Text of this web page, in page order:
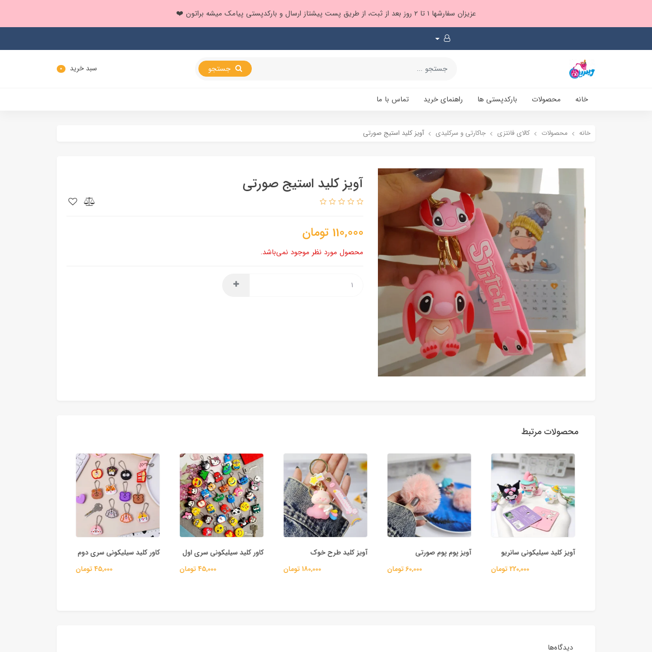
عزیزان سفارشها ۱ تا ۲ روز بعد از ثبت، از طریق پست پیشتاز ارسال و بارکدپستی پیامک میشه براتون ❤️
سبد خرید 0
خانه محصولات بارکدپستی ها راهنمای خرید تماس با ما
خانه محصولات کالای فانتزی جاکارتی و سرکلیدی آویز کلید استیج صورتی
آویز کلید استیج صورتی
110,000 تومان
محصول مورد نظر موجود نمی‌باشد.
محصولات مرتبط
آویز کلید سیلیکونی سانریو
220,000 تومان
آویز پوم پوم صورتی
60,000 تومان
آویز کلید طرح خوک
180,000 تومان
کاور کلید سیلیکونی سری اول
45,000 تومان
کاور کلید سیلیکونی سری دوم
45,000 تومان
دیدگاه‌ها